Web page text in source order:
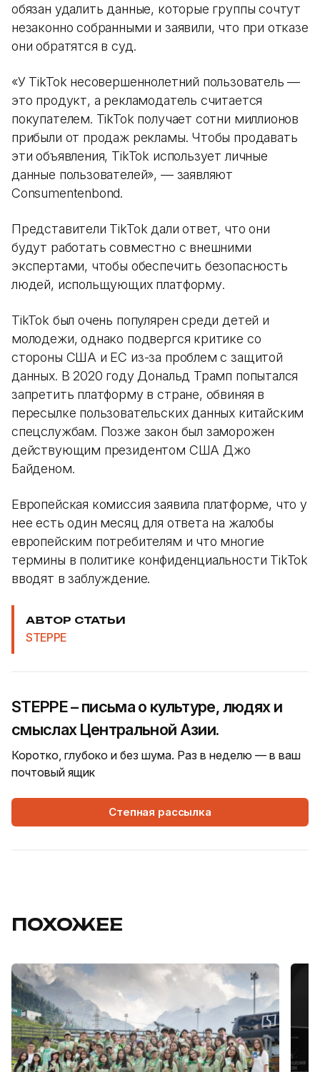
обязан удалить данные, которые группы сочтут
незаконно собранными и заявили, что при отказе
они обратятся в суд.
«У TikTok несовершеннолетний пользователь —
это продукт, а рекламодатель считается
покупателем. TikTok получает сотни миллионов
прибыли от продаж рекламы. Чтобы продавать
эти объявления, TikTok использует личные
данные пользователей», — заявляют
Consumentenbond.
Представители TikTok дали ответ, что они
будут работать совместно с внешними
экспертами, чтобы обеспечить безопасность
людей, испольщующих платформу.
TikTok был очень популярен среди детей и
молодежи, однако подвергся критике со
стороны США и ЕС из-за проблем с защитой
данных. В 2020 году Дональд Трамп попытался
запретить платформу в стране, обвиняя в
пересылке пользовательских данных китайским
спецслужбам. Позже закон был заморожен
действующим президентом США Джо
Байденом.
Европейская комиссия заявила платформе, что у
нее есть один месяц для ответа на жалобы
европейским потребителям и что многие
термины в политике конфиденциальности TikTok
вводят в заблуждение.
АВТОР СТАТЬИ
STEPPE
STEPPE – письма о культуре, людях и
смыслах Центральной Азии.
Коротко, глубоко и без шума. Раз в неделю — в ваш
почтовый ящик
Степная рассылка
ПОХОЖЕЕ